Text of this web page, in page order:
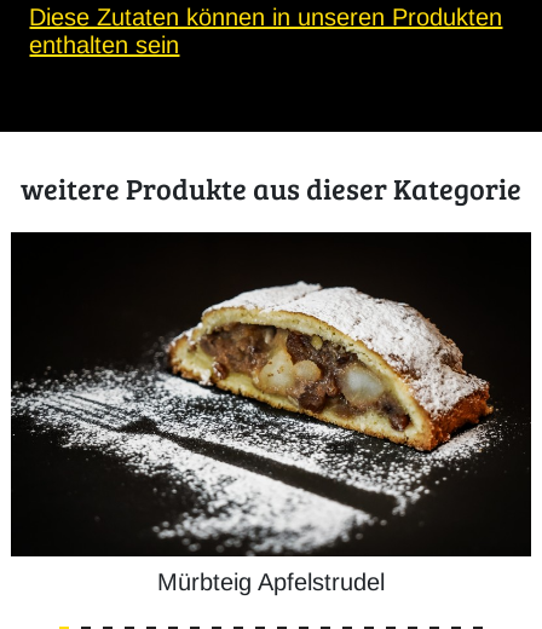
Diese Zutaten können in unseren Produkten
enthalten sein
weitere Produkte aus dieser Kategorie
Mürbteig Apfelstrudel